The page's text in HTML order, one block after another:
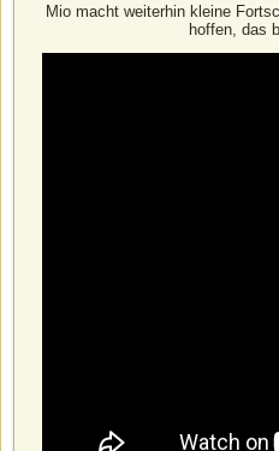
Mio macht weiterhin kleine
hoffen, das